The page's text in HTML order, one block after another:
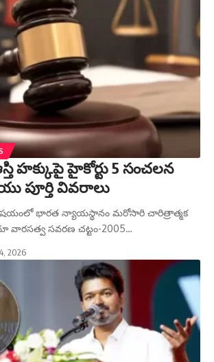
హక్కుపై హైకోర్టు 5 సంచలన
పూర్తి వివరాలు
విషయంలో భారత న్యాయస్థానం మరోసారి చారిత్రాత్మక
వారసత్వ సవరణ చట్టం-2005…
2026